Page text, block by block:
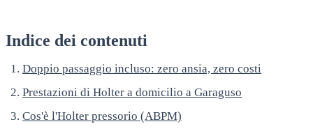
Indice dei contenuti
Doppio passaggio incluso: zero ansia, zero costi
Prestazioni di Holter a domicilio a Garaguso
Cos'è l'Holter pressorio (ABPM)